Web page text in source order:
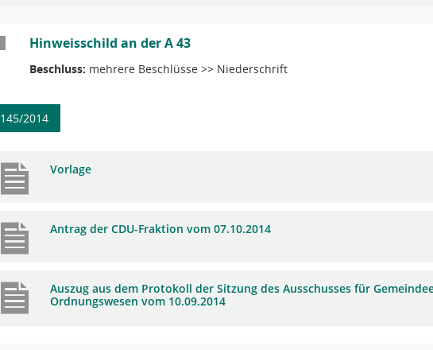
Hinweisschild an der A 43
Beschluss: mehrere Beschlüsse >> Niederschrift
145/2014
Vorlage
Antrag der CDU-Fraktion vom 07.10.2014
Auszug aus dem Protokoll der Sitzung des Ausschusses für
Ordnungswesen vom 10.09.2014